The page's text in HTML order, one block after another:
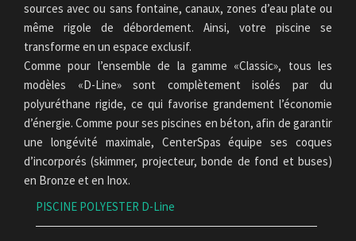
sources avec ou sans fontaine, canaux, zones d’eau plate ou
même rigole de débordement. Ainsi, votre piscine se
transforme en un espace exclusif.
Comme pour l’ensemble de la gamme «Classic», tous les
modèles «D-Line» sont complètement isolés par du
polyuréthane rigide, ce qui favorise grandement l’économie
d’énergie. Comme pour ses piscines en béton, afin de garantir
une longévité maximale, CenterSpas équipe ses coques
d’incorporés (skimmer, projecteur, bonde de fond et buses)
en Bronze et en Inox.
PISCINE POLYESTER D-Line